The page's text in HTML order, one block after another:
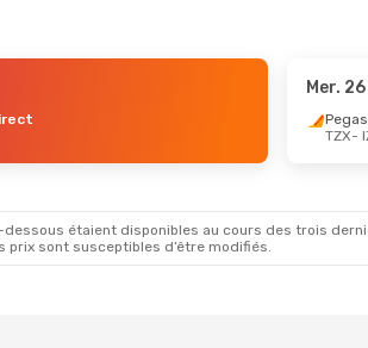
Direct
Mer.
TZX-
étaient disponibles au cours des trois
prix sont susceptibles d’être modifiés.